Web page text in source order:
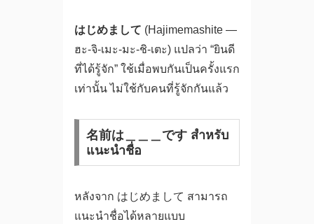
はじめまして (Hajimemashite —
ฮะ-จิ-เมะ-มะ-ชิ-เตะ) แปลว่า “ยินดี
ที่ได้รู้จัก” ใช้เมื่อพบกันเป็นครั้งแรก
เท่านั้น ไม่ใช้กับคนที่รู้จักกันแล้ว
名前は＿＿＿です สำหรับ
แนะนำชื่อ
หลังจาก はじめまして สามารถ
แนะนำชื่อได้หลายแบบ